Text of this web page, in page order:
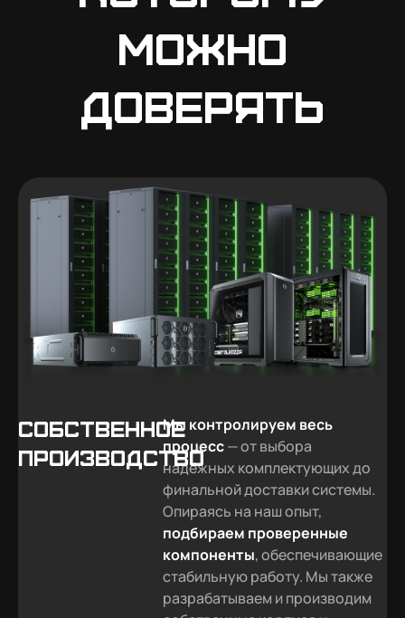
можно
доверять
Собственное
производство
Мы контролируем весь
процесс— от выбора
надёжных комплектующих до
финальной доставки системы.
Опираясь на наш опыт,
подбираем проверенные
компоненты, обеспечивающие
стабильную работу. Мы также
разрабатываем и производим